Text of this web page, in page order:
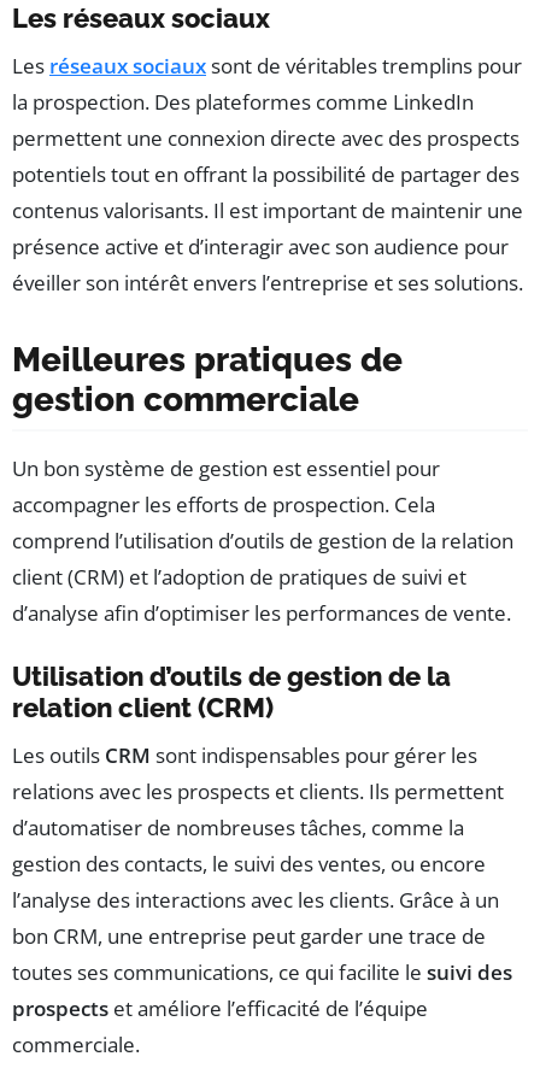
Les réseaux sociaux
Les réseaux sociauxsont de véritables tremplins pour
la prospection. Des plateformes comme LinkedIn
permettent une connexion directe avec des prospects
potentiels tout en offrant la possibilité de partager des
contenus valorisants. Il est important de maintenir une
présence active et d’interagir avec son audience pour
éveiller son intérêt envers l’entreprise et ses solutions.
Meilleures pratiques de
gestion commerciale
Un bon système de gestion est essentiel pour
accompagner les efforts de prospection. Cela
comprend l’utilisation d’outils de gestion de la relation
client (CRM) et l’adoption de pratiques de suivi et
d’analyse afin d’optimiser les performances de vente.
Utilisation d’outils de gestion de la
relation client (CRM)
Les outils CRM sont indispensables pour gérer les
relations avec les prospects et clients. Ils permettent
d’automatiser de nombreuses tâches, comme la
gestion des contacts, le suivi des ventes, ou encore
l’analyse des interactions avec les clients. Grâce à un
bon CRM, une entreprise peut garder une trace de
toutes ses communications, ce qui facilite le suivi des
prospects et améliore l’efficacité de l’équipe
commerciale.